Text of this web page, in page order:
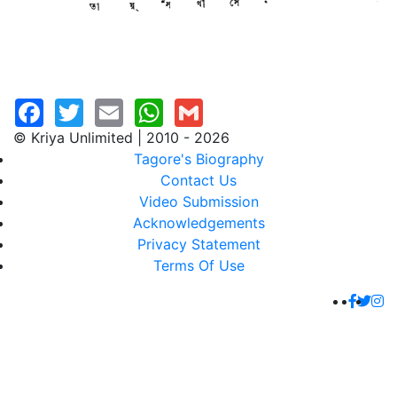
© Kriya Unlimited | 2010 - 2026
Tagore's Biography
Contact Us
Video Submission
Acknowledgements
Privacy Statement
Terms Of Use